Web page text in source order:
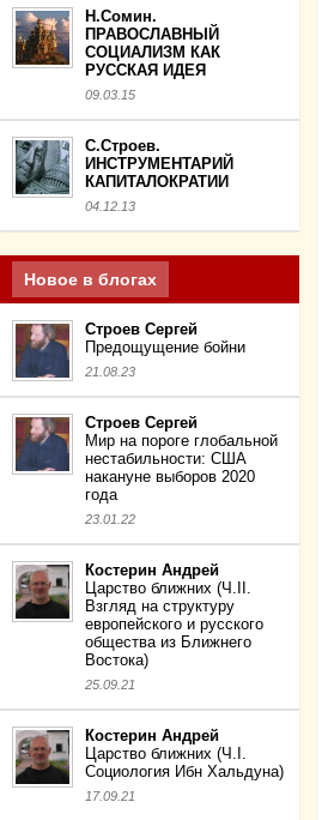
Н.Сомин.
ПРАВОСЛАВНЫЙ
СОЦИАЛИЗМ КАК
РУССКАЯ ИДЕЯ
09.03.15
С.Строев.
ИНСТРУМЕНТАРИЙ
КАПИТАЛОКРАТИИ
04.12.13
Новое в блогах
Строев Сергей
Предощущение бойни
21.08.23
Строев Сергей
Мир на пороге глобальной
нестабильности: США
накануне выборов 2020
года
23.01.22
Костерин Андрей
Царство ближних (Ч.II.
Взгляд на структуру
европейского и русского
общества из Ближнего
Востока)
25.09.21
Костерин Андрей
Царство ближних (Ч.I.
Социология Ибн Хальдуна)
17.09.21